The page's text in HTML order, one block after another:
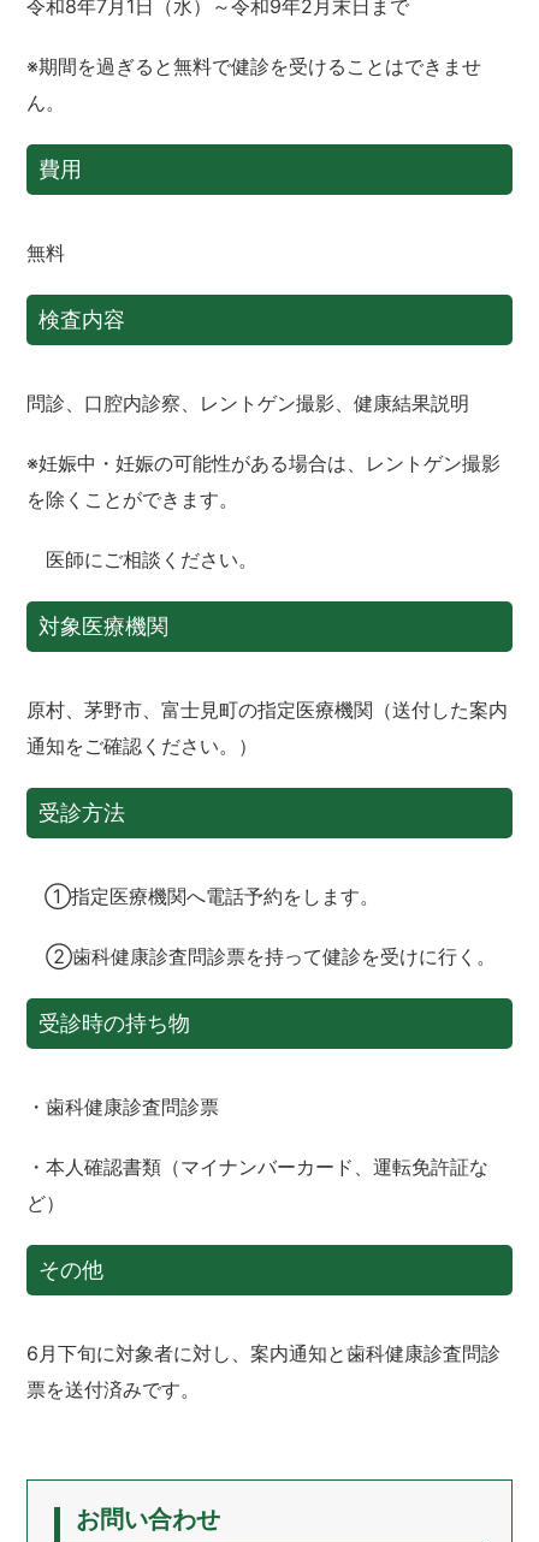
令和8年7月1日（水）～令和9年2月末日まで
※期間を過ぎると無料で健診を受けることはできませ
ん。
費用
無料
検査内容
問診、口腔内診察、レントゲン撮影、健康結果説明
※妊娠中・妊娠の可能性がある場合は、レントゲン撮影
を除くことができます。
医師にご相談ください。
対象医療機関
原村、茅野市、富士見町の指定医療機関（送付した案内
通知をご確認ください。）
受診方法
①指定医療機関へ電話予約をします。
②歯科健康診査問診票を持って健診を受けに行く。
受診時の持ち物
・歯科健康診査問診票
・本人確認書類（マイナンバーカード、運転免許証な
ど）
その他
6月下旬に対象者に対し、案内通知と歯科健康診査問診
票を送付済みです。
お問い合わせ